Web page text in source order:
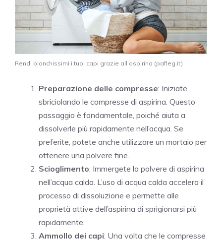
Rendi bianchissimi i tuoi capi grazie all’aspirina (pafleg.it)
Preparazione delle compresse: Iniziate
sbriciolando le compresse di aspirina. Questo
passaggio è fondamentale, poiché aiuta a
dissolverle più rapidamente nell’acqua. Se
preferite, potete anche utilizzare un mortaio per
ottenere una polvere fine.
Scioglimento: Immergete la polvere di aspirina
nell’acqua calda. L’uso di acqua calda accelera il
processo di dissoluzione e permette alle
proprietà attive dell’aspirina di sprigionarsi più
rapidamente.
Ammollo dei capi: Una volta che le compresse